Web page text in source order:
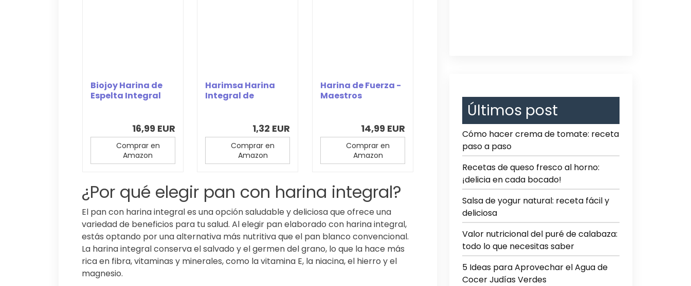
Biojoy Harina de
Espelta Integral
16,99 EUR
Comprar en
Amazon
Harimsa Harina
Integral de
1,32 EUR
Comprar en
Amazon
Harina de Fuerza -
Maestros
14,99 EUR
Comprar en
Amazon
¿Por qué elegir pan con harina integral?
El pan con harina integral es una opción saludable y deliciosa que ofrece una
variedad de beneficios para tu salud. Al elegir pan elaborado con harina integral,
estás optando por una alternativa más nutritiva que el pan blanco convencional.
La harina integral conserva el salvado y el germen del grano, lo que la hace más
rica en fibra, vitaminas y minerales, como la vitamina E, la niacina, el hierro y el
magnesio.
Últimos post
Cómo hacer crema de tomate: receta
paso a paso
Recetas de queso fresco al horno:
¡delicia en cada bocado!
Salsa de yogur natural: receta fácil y
deliciosa
Valor nutricional del puré de calabaza:
todo lo que necesitas saber
5 Ideas para Aprovechar el Agua de
Cocer Judías Verdes